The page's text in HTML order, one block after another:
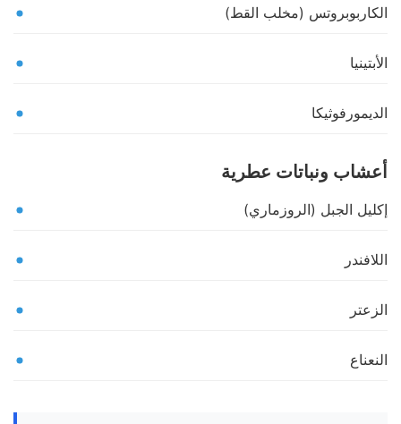
الكاربوبروتس (مخلب القط)
الأبتينيا
الديمورفوثيكا
أعشاب ونباتات عطرية
إكليل الجبل (الروزماري)
اللافندر
الزعتر
النعناع